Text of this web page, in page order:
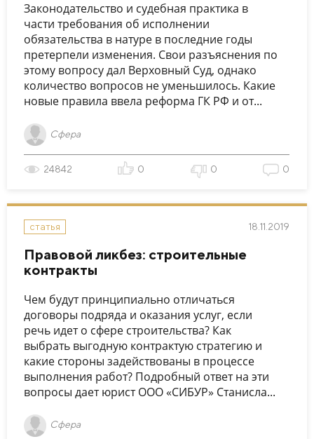
Законодательство и судебная практика в
части требования об исполнении
обязательства в натуре в последние годы
претерпели изменения. Свои разъяснения по
этому вопросу дал Верховный Суд, однако
количество вопросов не уменьшилось. Какие
новые правила ввела реформа ГК РФ и от...
Сфера
24842 0 0 0
статья 18.11.2019
Правовой ликбез: строительные
контракты
Чем будут принципиально отличаться
договоры подряда и оказания услуг, если
речь идет о сфере строительства? Как
выбрать выгодную контрактую стратегию и
какие стороны задействованы в процессе
выполнения работ? Подробный ответ на эти
вопросы дает юрист OOO «СИБУР» Станисла...
Сфера